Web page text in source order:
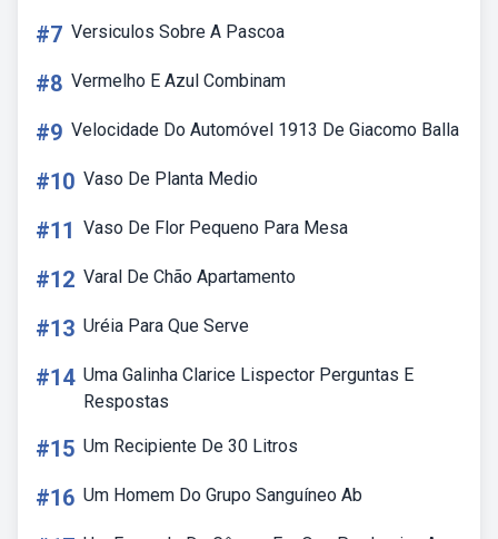
#7 Versiculos Sobre A Pascoa
#8 Vermelho E Azul Combinam
#9 Velocidade Do Automóvel 1913 De Giacomo Balla
#10 Vaso De Planta Medio
#11 Vaso De Flor Pequeno Para Mesa
#12 Varal De Chão Apartamento
#13 Uréia Para Que Serve
#14 Uma Galinha Clarice Lispector Perguntas E
Respostas
#15 Um Recipiente De 30 Litros
#16 Um Homem Do Grupo Sanguíneo Ab